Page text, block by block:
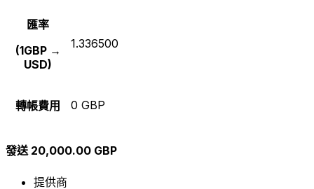
匯率
(1GBP →
USD)
1.336500
轉帳費用 0 GBP
發送 20,000.00 GBP
提供商